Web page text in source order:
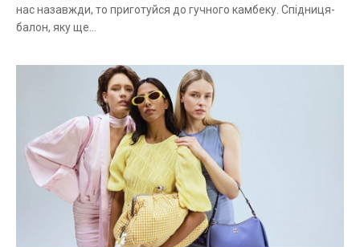
нас назавжди, то приготуйся до гучного камбеку. Спідниця-
балон, яку ще…